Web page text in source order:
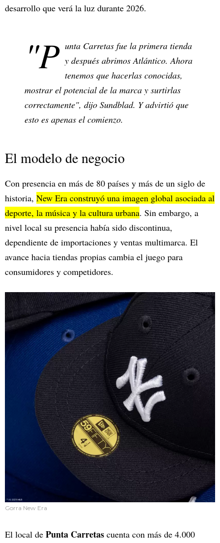
desarrollo que verá la luz durante 2026.
"P unta Carretas fue la primera tienda
y después abrimos Atlántico. Ahora
tenemos que hacerlas conocidas,
mostrar el potencial de la marca y surtirlas
correctamente", dijo Sundblad. Y advirtió que
esto es apenas el comienzo.
El modelo de negocio
Con presencia en más de 80 países y más de un siglo de
historia, New Era construyó una imagen global asociada al
deporte, la música y la cultura urbana. Sin embargo, a
nivel local su presencia había sido discontinua,
dependiente de importaciones y ventas multimarca. El
avance hacia tiendas propias cambia el juego para
consumidores y competidores.
Gorra New Era
El local de Punta Carretas cuenta con más de 4.000